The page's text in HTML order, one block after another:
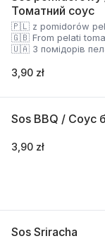
Томатний соус
🇵🇱 z pomidorów
🇬🇧 From pelati
🇺🇦 З помідорів
3,90 zł
Sos BBQ / Соус
3,90 zł
Sos Sriracha